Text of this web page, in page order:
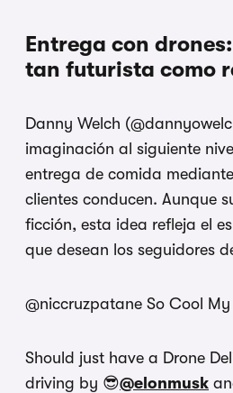
Entrega con
tan futurista como
Danny Welch
imaginación al siguiente
entrega de comida
clientes conducen. Aunque
ficción, esta idea refleja el
que desean los seguidores
@niccruzpatane So Cool
Should just have a Drone
driving by 😎@elonmusk